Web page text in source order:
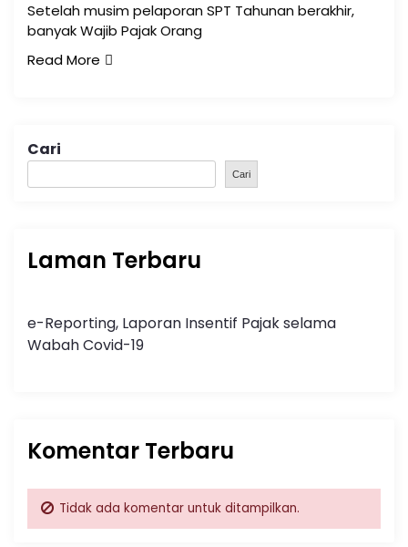
Setelah musim pelaporan SPT Tahunan berakhir,
banyak Wajib Pajak Orang
Read More
Cari
Cari
Laman Terbaru
e-Reporting, Laporan Insentif Pajak selama
Wabah Covid-19
Komentar Terbaru
Tidak ada komentar untuk ditampilkan.